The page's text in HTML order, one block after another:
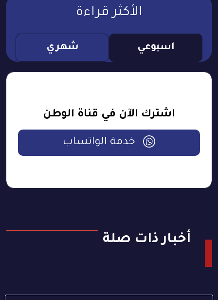
الأكثر قراءة
اسبوعي شهري
اشترك الآن في قناة الوطن
خدمة الواتساب
أخبار ذات صلة